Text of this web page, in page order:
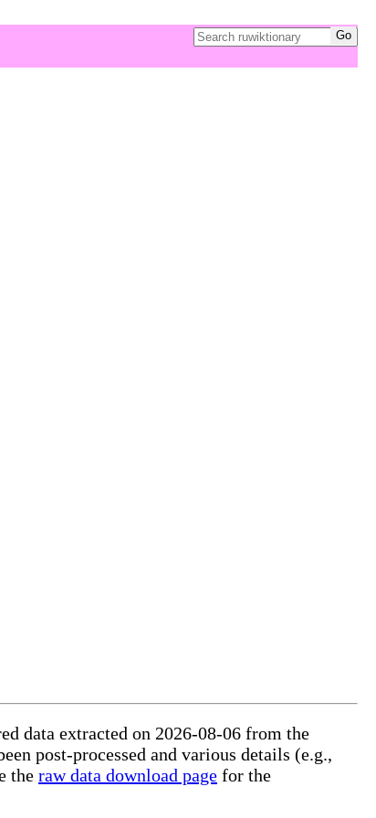
data extracted on 2026-08-06 from the
post-processed and various details (e.g.,
the raw data download page for the